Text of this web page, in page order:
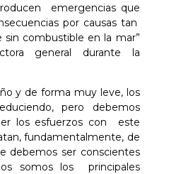
emergencias que
por causas tan
combustible en la mar”
general durante la
y de forma muy leve, los
pero debemos
los esfuerzos con este
fundamentalmente, de
debemos ser conscientes
somos los principales